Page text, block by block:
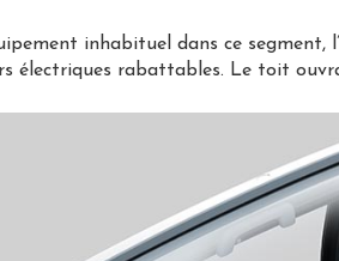
inhabituel dans ce
électriques rabattables. Le toit